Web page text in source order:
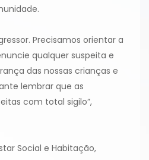
Precisamos orientar a
qualquer suspeita e
das nossas crianças e
lembrar que as
com total sigilo”,
Social e Habitação,